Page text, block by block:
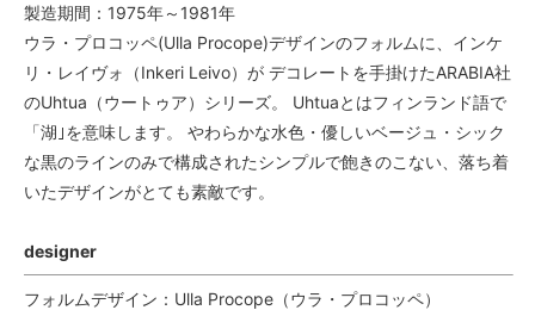
製造期間：1975年～1981年
ウラ・プロコッペ(Ulla Procope)デザインのフォルムに、インケ
リ・レイヴォ（Inkeri Leivo）が デコレートを手掛けたARABIA社
のUhtua（ウートゥア）シリーズ。 Uhtuaとはフィンランド語で
「湖｣を意味します。 やわらかな水色・優しいベージュ・シック
な黒のラインのみで構成されたシンプルで飽きのこない、落ち着
いたデザインがとても素敵です。
designer
フォルムデザイン：Ulla Procope（ウラ・プロコッペ）